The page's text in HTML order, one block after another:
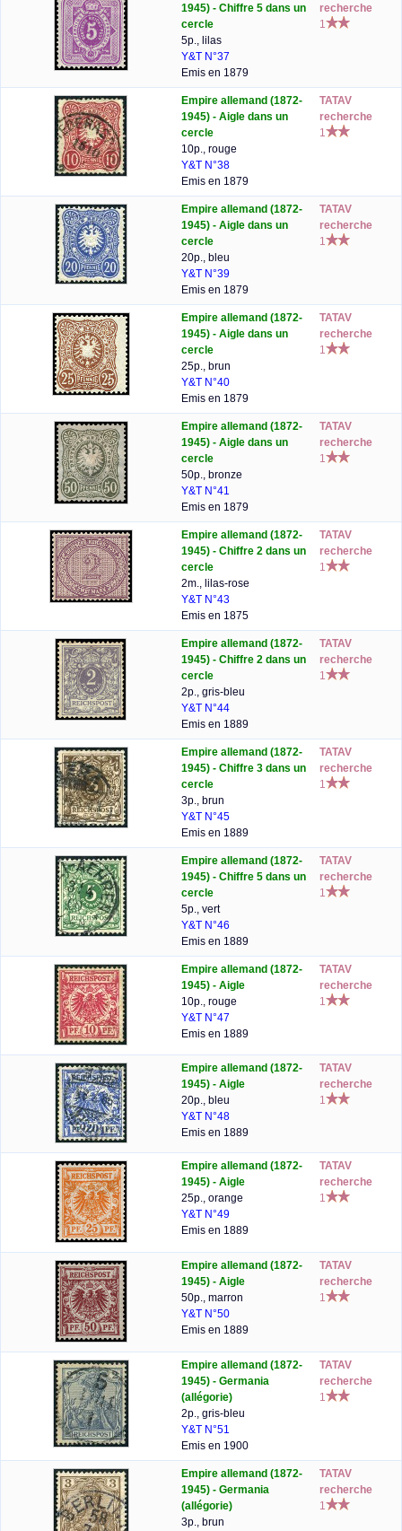
1945) - Chiffre 5 dans un
cercle
5p., lilas
Y&T N°37
Emis en 1879
recherche
1
Empire allemand (1872-
1945) - Aigle dans un
cercle
10p., rouge
Y&T N°38
Emis en 1879
TATAV
recherche
1
Empire allemand (1872-
1945) - Aigle dans un
cercle
20p., bleu
Y&T N°39
Emis en 1879
TATAV
recherche
1
Empire allemand (1872-
1945) - Aigle dans un
cercle
25p., brun
Y&T N°40
Emis en 1879
TATAV
recherche
1
Empire allemand (1872-
1945) - Aigle dans un
cercle
50p., bronze
Y&T N°41
Emis en 1879
TATAV
recherche
1
Empire allemand (1872-
1945) - Chiffre 2 dans un
cercle
2m., lilas-rose
Y&T N°43
Emis en 1875
TATAV
recherche
1
Empire allemand (1872-
1945) - Chiffre 2 dans un
cercle
2p., gris-bleu
Y&T N°44
Emis en 1889
TATAV
recherche
1
Empire allemand (1872-
1945) - Chiffre 3 dans un
cercle
3p., brun
Y&T N°45
Emis en 1889
TATAV
recherche
1
Empire allemand (1872-
1945) - Chiffre 5 dans un
cercle
5p., vert
Y&T N°46
Emis en 1889
TATAV
recherche
1
Empire allemand (1872-
1945) - Aigle
10p., rouge
Y&T N°47
Emis en 1889
TATAV
recherche
1
Empire allemand (1872-
1945) - Aigle
20p., bleu
Y&T N°48
Emis en 1889
TATAV
recherche
1
Empire allemand (1872-
1945) - Aigle
25p., orange
Y&T N°49
Emis en 1889
TATAV
recherche
1
Empire allemand (1872-
1945) - Aigle
50p., marron
Y&T N°50
Emis en 1889
TATAV
recherche
1
Empire allemand (1872-
1945) - Germania
(allégorie)
2p., gris-bleu
Y&T N°51
Emis en 1900
TATAV
recherche
1
Empire allemand (1872-
1945) - Germania
(allégorie)
3p., brun
TATAV
recherche
1